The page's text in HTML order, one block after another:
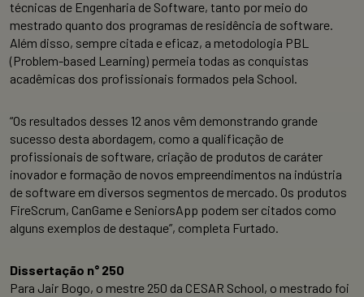
técnicas de Engenharia de Software, tanto por meio do
mestrado quanto dos programas de residência de software.
Além disso, sempre citada e eficaz, a metodologia PBL
(Problem-based Learning) permeia todas as conquistas
acadêmicas dos profissionais formados pela School.
“Os resultados desses 12 anos vêm demonstrando grande
sucesso desta abordagem, como a qualificação de
profissionais de software, criação de produtos de caráter
inovador e formação de novos empreendimentos na indústria
de software em diversos segmentos de mercado. Os produtos
FireScrum, CanGame e SeniorsApp podem ser citados como
alguns exemplos de destaque”, completa Furtado.
Dissertação n° 250
Para Jair Bogo, o mestre 250 da CESAR School, o mestrado foi